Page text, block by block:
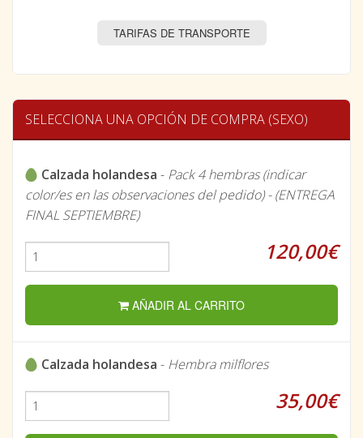
TARIFAS DE TRANSPORTE
SELECCIONA UNA OPCIÓN DE COMPRA (SEXO)
Calzada holandesa - Pack 4 hembras (indicar
color/es en las observaciones del pedido) - (ENTREGA
FINAL SEPTIEMBRE)
120,00€
AÑADIR AL CARRITO
Calzada holandesa - Hembra milflores
35,00€